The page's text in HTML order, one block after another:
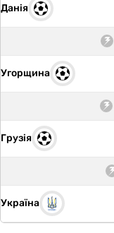
Данія
Угорщина
Грузія
Україна